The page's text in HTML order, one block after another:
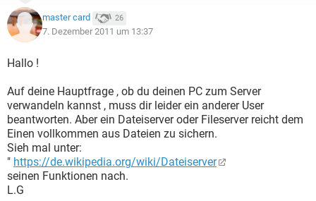
master card 26
7. Dezember 2011 um 13:37
Hallo !
Auf deine Hauptfrage , ob du deinen PC zum Server
verwandeln kannst , muss dir leider ein anderer User
beantworten. Aber ein Dateiserver oder Fileserver reicht dem
Einen vollkommen aus Dateien zu sichern.
Sieh mal unter:
" https://de.wikipedia.org/wiki/Dateiserver
seinen Funktionen nach.
L.G